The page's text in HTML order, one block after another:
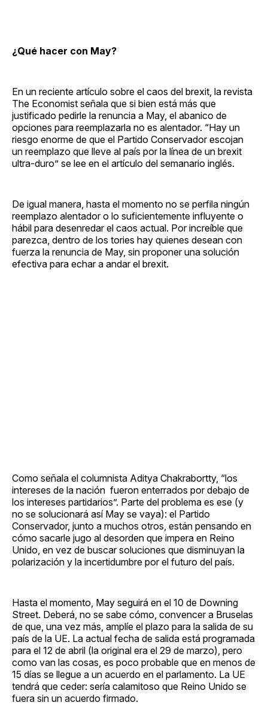
¿Qué hacer con May?
En un reciente artículo sobre el caos del brexit, la revista
The Economist señala que si bien está más que
justificado pedirle la renuncia a May, el abanico de
opciones para reemplazarla no es alentador. “Hay un
riesgo enorme de que el Partido Conservador escojan
un reemplazo que lleve al país por la línea de un brexit
ultra-duro” se lee en el artículo del semanario inglés.
De igual manera, hasta el momento no se perfila ningún
reemplazo alentador o lo suficientemente influyente o
hábil para desenredar el caos actual. Por increíble que
parezca, dentro de los tories hay quienes desean con
fuerza la renuncia de May, sin proponer una solución
efectiva para echar a andar el brexit.
Como señala el columnista Aditya Chakrabortty, “los
intereses de la nación fueron enterrados por debajo de
los intereses partidarios”. Parte del problema es ese (y
no se solucionará así May se vaya): el Partido
Conservador, junto a muchos otros, están pensando en
cómo sacarle jugo al desorden que impera en Reino
Unido, en vez de buscar soluciones que disminuyan la
polarización y la incertidumbre por el futuro del país.
Hasta el momento, May seguirá en el 10 de Downing
Street. Deberá, no se sabe cómo, convencer a Bruselas
de que, una vez más, amplíe el plazo para la salida de su
país de la UE. La actual fecha de salida está programada
para el 12 de abril (la original era el 29 de marzo), pero
como van las cosas, es poco probable que en menos de
15 días se llegue a un acuerdo en el parlamento. La UE
tendrá que ceder: sería calamitoso que Reino Unido se
fuera sin un acuerdo firmado.